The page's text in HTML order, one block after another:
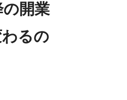
の開業
るの